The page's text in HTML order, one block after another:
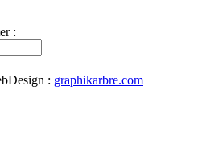
:
: graphikarbre.com